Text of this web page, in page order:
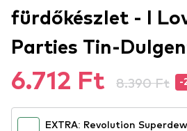
fürdőkészlet - I
Parties Tin-
6.712 Ft 8.390 Ft -
EXTRA: Revolution